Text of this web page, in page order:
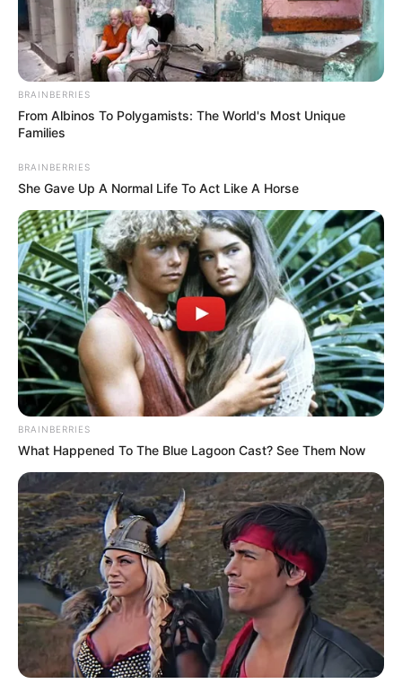
YOUTUBE ΕΓΓΡΑΦΕΊΤΕ
EMAIL
BRAINBERRIES
From Albinos To Polygamists: The World's Most Unique
Families
BRAINBERRIES
She Gave Up A Normal Life To Act Like A Horse
BRAINBERRIES
What Happened To The Blue Lagoon Cast? See Them Now